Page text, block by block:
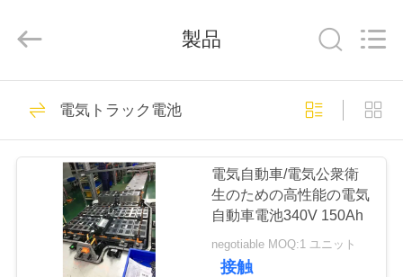
プ
2026
Soundon
Technology
電気オートバイ電池
製品
電気トラック電池
電気自動車/電気公衆衛
生のための高性能の電気
自動車電池340V 150Ah
negotiable MOQ:1 ユニット
接触